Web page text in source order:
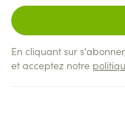
En cliquant sur
et acceptez notre